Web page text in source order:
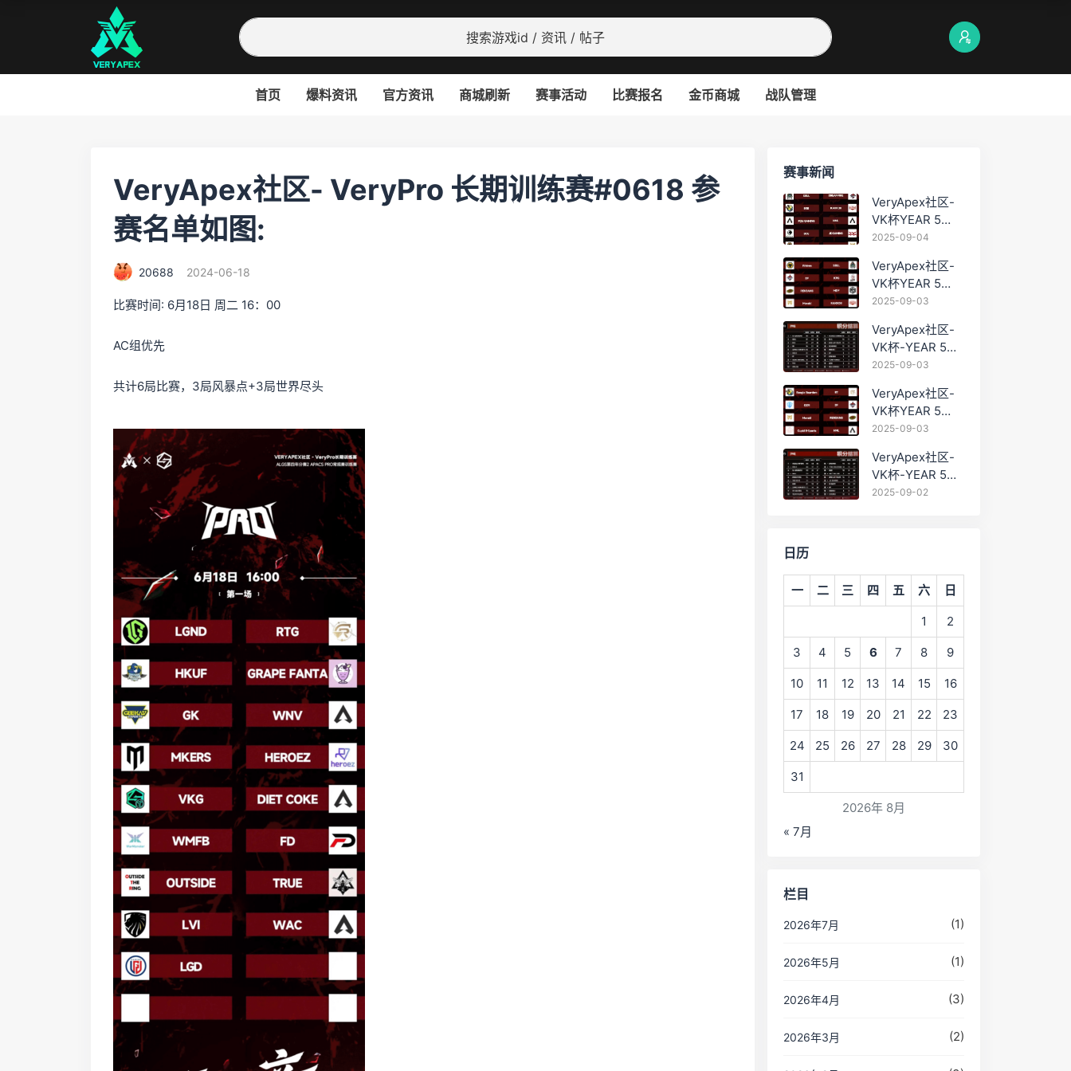
首页 爆料资讯 官方资讯 商城刷新 赛事活动 比赛报名 金币商城 战队管理
VeryApex社区- VeryPro 长期训练赛#0618 参
赛名单如图:
20688 2024-06-18
比赛时间: 6月18日 周二 16：00
AC组优先
共计6局比赛，3局风暴点+3局世界尽头
赛事新闻
VeryApex社区-
VK杯YEAR 5
PRO训练赛
2025-09-04
VeryApex社区-
VK杯YEAR 5
PRO训练赛
2025-09-03
VeryApex社区-
VK杯-YEAR 5
PRO训练赛
名积分：
2025-09-03
VeryApex社区-
VK杯YEAR 5
PRO训练赛
如图:
2025-09-03
VeryApex社区-
VK杯-YEAR 5
PRO训练赛
2025-09-02
日历
2026年 8月
一 二 三 四 五 六 日
1 2
3 4 5 6 7 8 9
10 11 12 13 14 15 16
17 18 19 20 21 22 23
24 25 26 27 28 29 30
31
« 7月
栏目
2026年7月 (1)
2026年5月 (1)
2026年4月 (3)
2026年3月 (2)